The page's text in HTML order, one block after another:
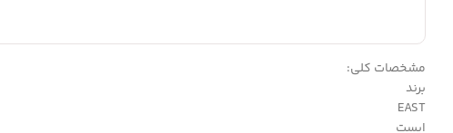
مشخصات کلی:
برند
EAST
ایست